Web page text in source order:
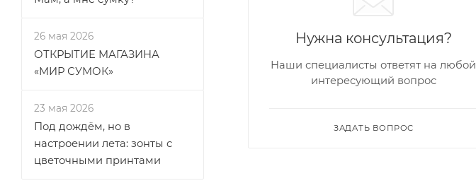
Нужна консультация?
Наши специалисты ответят на любой
интересующий вопрос
ЗАДАТЬ ВОПРОС
26 мая 2026
ОТКРЫТИЕ МАГАЗИНА
«МИР СУМОК»
23 мая 2026
Под дождём, но в
настроении лета: зонты с
цветочными принтами